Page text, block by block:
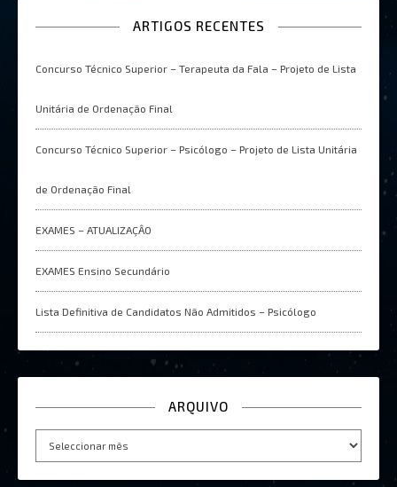
ARTIGOS RECENTES
Concurso Técnico Superior – Terapeuta da Fala – Projeto de Lista
Unitária de Ordenação Final
Concurso Técnico Superior – Psicólogo – Projeto de Lista Unitária
de Ordenação Final
EXAMES – ATUALIZAÇÂO
EXAMES Ensino Secundário
Lista Definitiva de Candidatos Não Admitidos – Psicólogo
ARQUIVO
Arquivo